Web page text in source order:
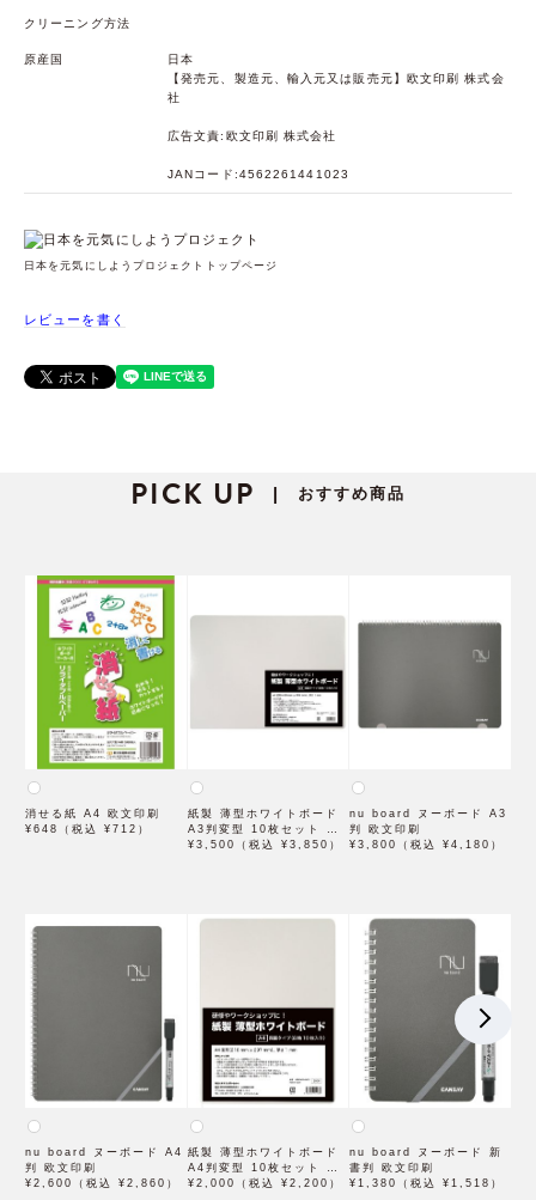
クリーニング方法
原産国
日本
【発売元、製造元、輸入元又は販売元】欧文印刷 株式会
社
広告文責:欧文印刷 株式会社
JANコード:4562261441023
日本を元気にしようプロジェクトトップページ
レビューを書く
PICK UP | おすすめ商品
消せる紙 A4 欧文印刷
¥648（税込 ¥712）
紙製 薄型ホワイトボード
A3判変型 10枚セット 欧
文印刷
¥3,500（税込 ¥3,850）
nu board ヌーボード A3
判 欧文印刷
¥3,800（税込 ¥4,180）
nu board ヌーボード A4
判 欧文印刷
¥2,600（税込 ¥2,860）
紙製 薄型ホワイトボード
A4判変型 10枚セット 欧
文印刷
¥2,000（税込 ¥2,200）
nu board ヌーボード 新
書判 欧文印刷
¥1,380（税込 ¥1,518）